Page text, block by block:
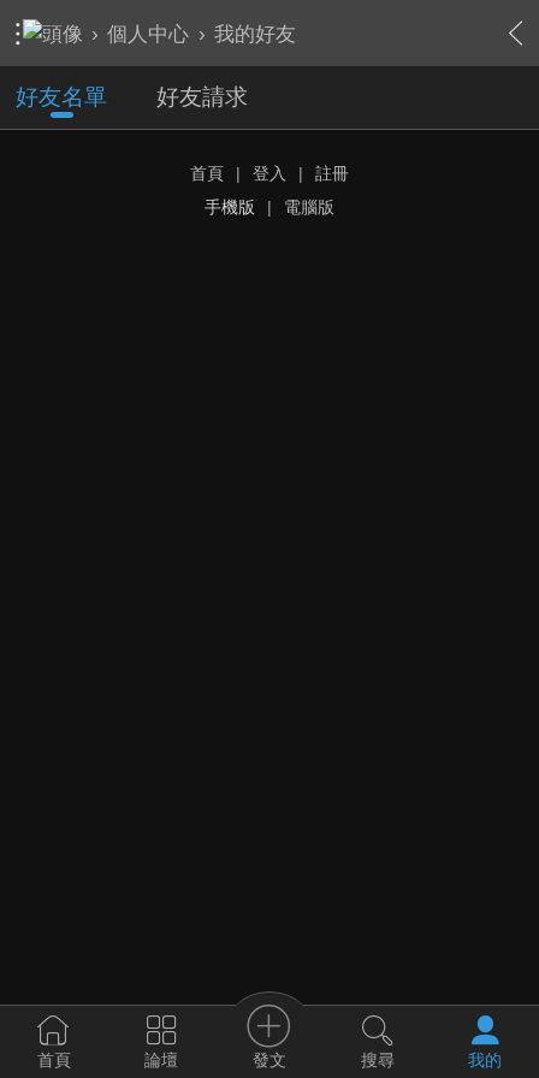
› 個人中心 › 我的好友
好友名單 好友請求
首頁 | 登入 |
註冊
手機版
| 電腦版
首頁 論壇 發文 搜尋 我的